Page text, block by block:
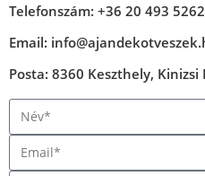
Telefonszám: +36 20 493 5262
Email:
Posta: 8360 Keszthely, Kinizsi